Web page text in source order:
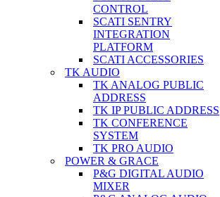
CONTROL
SCATI SENTRY
INTEGRATION
PLATFORM
SCATI ACCESSORIES
TK AUDIO
TK ANALOG PUBLIC
ADDRESS
TK IP PUBLIC ADDRESS
TK CONFERENCE
SYSTEM
TK PRO AUDIO
POWER & GRACE
P&G DIGITAL AUDIO
MIXER